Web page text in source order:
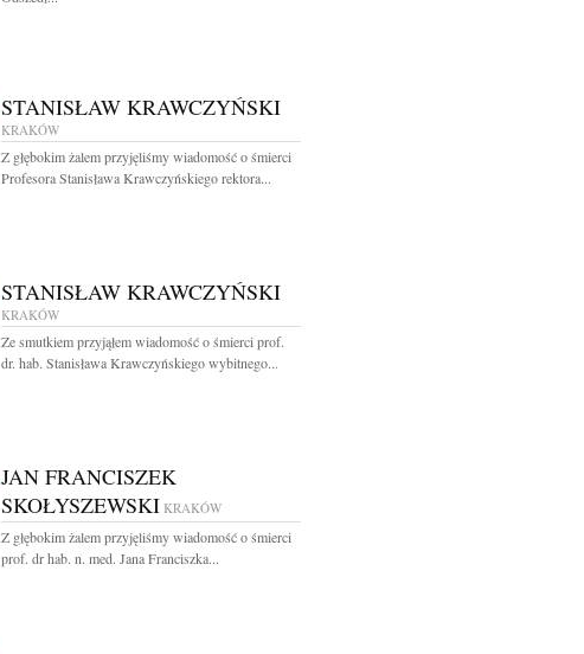
STANISŁAW KRAWCZYŃSKI
KRAKÓW
Z głębokim żalem przyjęliśmy wiadomość o śmierci
Profesora Stanisława Krawczyńskiego rektora...
STANISŁAW KRAWCZYŃSKI
KRAKÓW
Ze smutkiem przyjąłem wiadomość o śmierci prof.
dr. hab. Stanisława Krawczyńskiego wybitnego...
JAN FRANCISZEK
SKOŁYSZEWSKI KRAKÓW
Z głębokim żalem przyjęliśmy wiadomość o śmierci
prof. dr hab. n. med. Jana Franciszka...